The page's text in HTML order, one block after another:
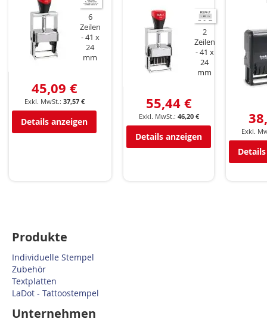
6
Zeilen
41 x
24
mm
45,09 €
37,57 €
Details anzeigen
2
Zeilen
41 x
24
mm
55,44 €
46,20 €
Details anzeigen
Produkte
Individuelle Stempel
Zubehör
Textplatten
LaDot - Tattoostempel
Unternehmen